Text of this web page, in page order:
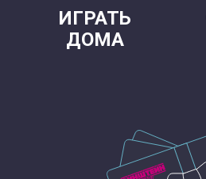
ИГРАТЬ
ДОМА